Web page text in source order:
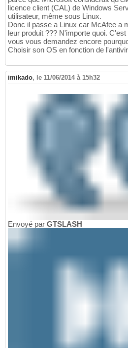
licence client (CAL) de Windows
utilisateur, même sous Linux.
Donc il passe a Linux car McAfee a
leur produit ??? N'importe quoi.
vous vous demandez encore
Choisir son OS en fonction de
imikado, le 11/06/2014 à 15h32
Envoyé par GTSLASH